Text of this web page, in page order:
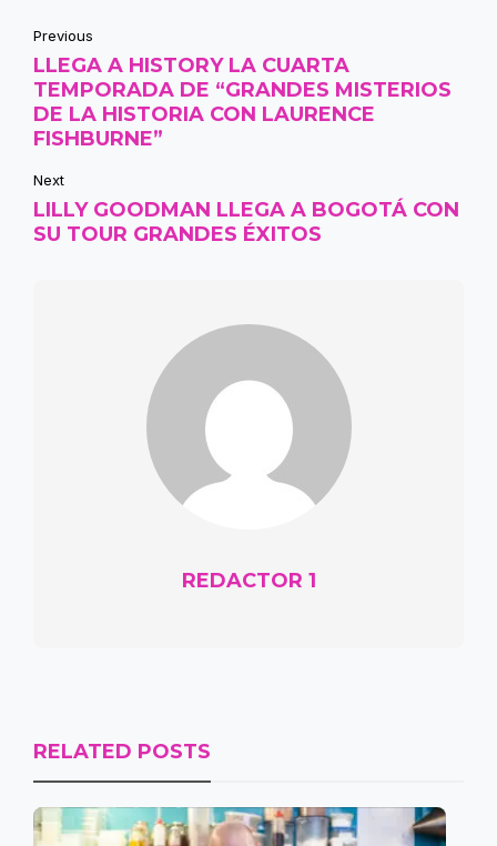
Previous
LLEGA A HISTORY LA CUARTA
TEMPORADA DE “GRANDES MISTERIOS
DE LA HISTORIA CON LAURENCE
FISHBURNE”
Next
LILLY GOODMAN LLEGA A BOGOTÁ CON
SU TOUR GRANDES ÉXITOS
REDACTOR 1
RELATED POSTS